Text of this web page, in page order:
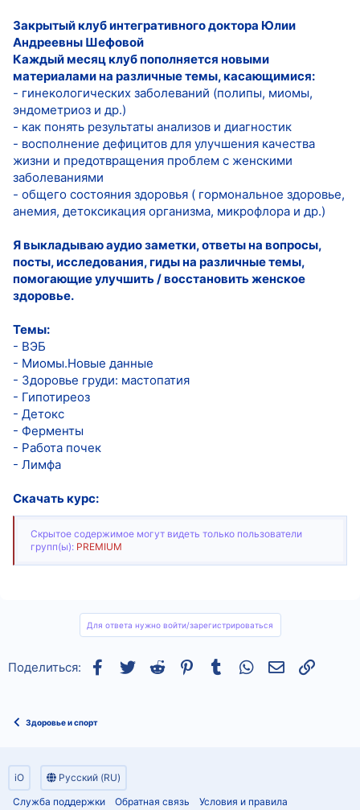
Закрытый клуб интегративного доктора Юлии
Андреевны Шефовой
Каждый месяц клуб пополняется новыми
материалами на различные темы, касающимися:
- гинекологических заболеваний (полипы, миомы,
эндометриоз и др.)
- как понять результаты анализов и диагностик
- восполнение дефицитов для улучшения качества
жизни и предотвращения проблем с женскими
заболеваниями
- общего состояния здоровья ( гормональное здоровье,
анемия, детоксикация организма, микрофлора и др.)
Я выкладываю аудио заметки, ответы на вопросы,
посты, исследования, гиды на различные темы,
помогающие улучшить / восстановить женское
здоровье.
Темы:
- ВЭБ
- Миомы.Новые данные
- Здоровье груди: мастопатия
- Гипотиреоз
- Детокс
- Ферменты
- Работа почек
- Лимфа
Скачать курс:
Скрытое содержимое могут видеть только пользователи
групп(ы): PREMIUM
Для ответа нужно войти/зарегистрироваться
Поделиться: Facebook
TwitterReddit Pinterest
Tumblr WhatsAppСсылка
Здоровье и спорт
iO
Русский (RU)
Служба поддержки
Обратная связь Условия и правила